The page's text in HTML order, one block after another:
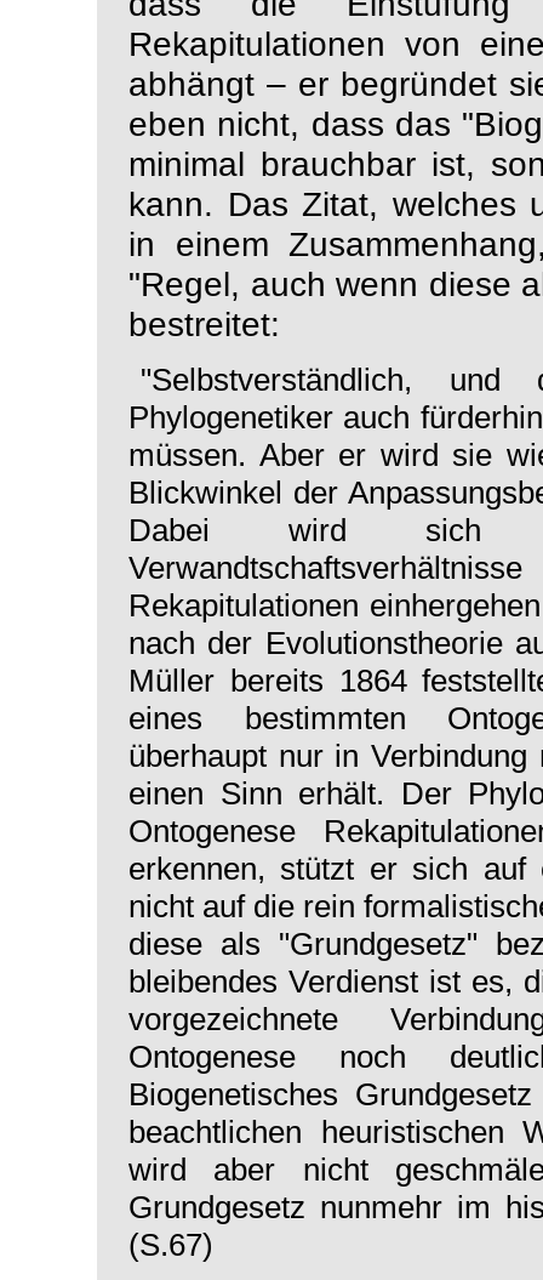
Rekapitulationen von
abhängt – er begründet
eben nicht, dass das
minimal brauchbar ist,
kann. Das Zitat, welches
in einem
"Regel, auch wenn diese
bestreitet:
"Selbstverständlich,
Phylogenetiker auch
müssen. Aber er wird sie
Blickwinkel der
Dabei wird sich
Rekapitulationen
nach der Evolutionstheorie
Müller bereits 1864
eines bestimmten
überhaupt nur in
einen Sinn erhält. Der
Ontogenese
erkennen, stützt er sich auf
nicht auf die rein
diese als "Grundgesetz"
bleibendes Verdienst ist es,
vorgezeichnete
Ontogenese noch
Biogenetisches
beachtlichen heuristischen
wird aber nicht
Grundgesetz nunmehr im
(S.67)